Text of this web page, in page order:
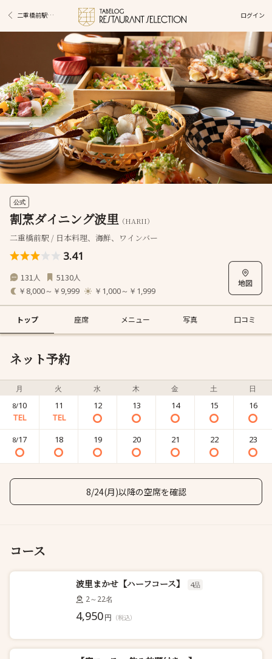
二重橋前駅グルメ ログイン
公式
割烹ダイニング波里 （HARII）
二重橋前駅 / 日本料理、海鮮、ワインバー
3.41
131人 5130人
￥8,000～￥9,999 ￥1,000～￥1,999
トップ 座席 メニュー 写真 口コミ
ネット予約
月 火 水 木 金 土 日
8/10 11 12 13 14 15 16
8/17 18 19 20 21 22 23
8/24(月)以降の空席を確認
コース
波里まかせ【ハーフコース】 4品
2～22名
4,950円 （税込）